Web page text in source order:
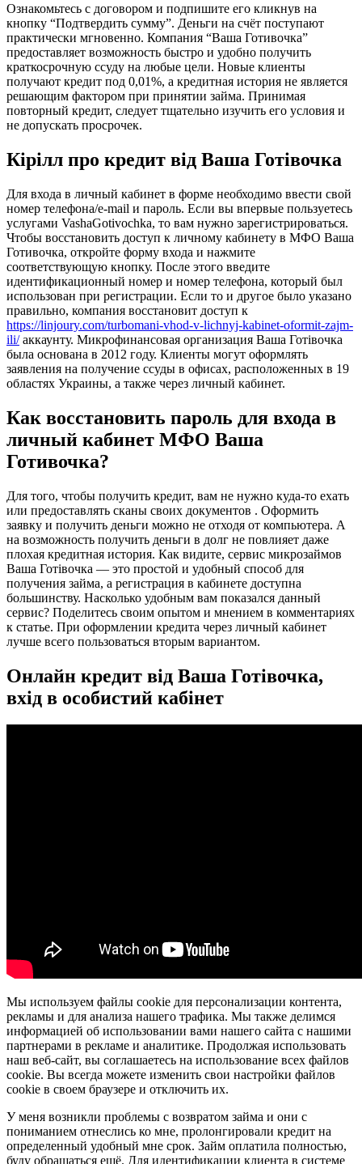
Ознакомьтесь с договором и подпишите его кликнув на
кнопку “Подтвердить сумму”. Деньги на счёт поступают
практически мгновенно. Компания “Ваша Готивочка”
предоставляет возможность быстро и удобно получить
краткосрочную ссуду на любые цели. Новые клиенты
получают кредит под 0,01%, а кредитная история не является
решающим фактором при принятии займа. Принимая
повторный кредит, следует тщательно изучить его условия и
не допускать просрочек.
Кірілл про кредит від Ваша Готівочка
Для входа в личный кабинет в форме необходимо ввести свой
номер телефона/e-mail и пароль. Если вы впервые пользуетесь
услугами VashaGotivochka, то вам нужно зарегистрироваться.
Чтобы восстановить доступ к личному кабинету в МФО Ваша
Готивочка, откройте форму входа и нажмите
соответствующую кнопку. После этого введите
идентификационный номер и номер телефона, который был
использован при регистрации. Если то и другое было указано
правильно, компания восстановит доступ к
https://linjoury.com/turbomani-vhod-v-lichnyj-kabinet-oformit-zajm-
ili/аккаунту. Микрофинансовая организация Ваша Готівочка
была основана в 2012 году. Клиенты могут оформлять
заявления на получение ссуды в офисах, расположенных в 19
областях Украины, а также через личный кабинет.
Как восстановить пароль для входа в
личный кабинет МФО Ваша
Готивочка?
Для того, чтобы получить кредит, вам не нужно куда-то ехать
или предоставлять сканы своих документов . Оформить
заявку и получить деньги можно не отходя от компьютера. А
на возможность получить деньги в долг не повлияет даже
плохая кредитная история. Как видите, сервис микрозаймов
Ваша Готівочка — это простой и удобный способ для
получения займа, а регистрация в кабинете доступна
большинству. Насколько удобным вам показался данный
сервис? Поделитесь своим опытом и мнением в комментариях
к статье. При оформлении кредита через личный кабинет
лучше всего пользоваться вторым вариантом.
Онлайн кредит від Ваша Готівочка,
вхід в особистий кабінет
Мы используем файлы cookie для персонализации контента,
рекламы и для анализа нашего трафика. Мы также делимся
информацией об использовании вами нашего сайта с нашими
партнерами в рекламе и аналитике. Продолжая использовать
наш веб-сайт, вы соглашаетесь на использование всех файлов
cookie. Вы всегда можете изменить свои настройки файлов
cookie в своем браузере и отключить их.
У меня возникли проблемы с возвратом займа и они с
пониманием отнеслись ко мне, пролонгировали кредит на
определенный удобный мне срок. Займ оплатила полностью,
буду обращаться ещё. Для идентификации клиента в системе